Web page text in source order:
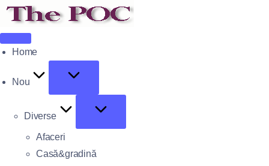
Home
Nou
Diverse
Afaceri
Casă&gradină